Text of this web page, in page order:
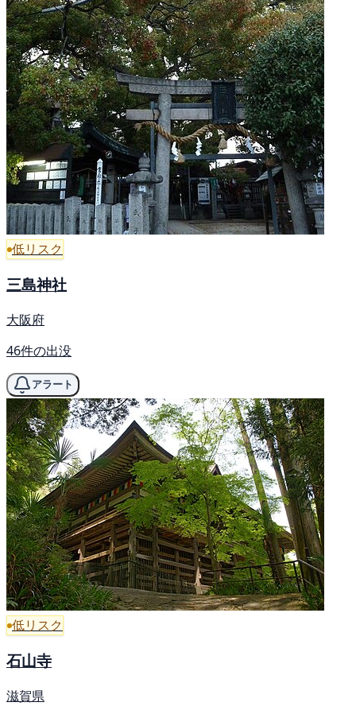
低リスク
三島神社
大阪府
46件の出没
アラート
低リスク
石山寺
滋賀県